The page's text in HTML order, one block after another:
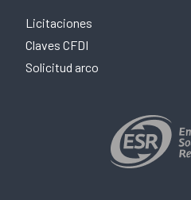
Licitaciones
Claves CFDI
Solicitud arco